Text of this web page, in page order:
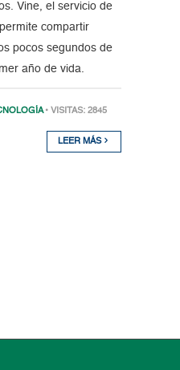
Vine, el servicio de
compartir
pocos segundos de
año de vida.
• VISITAS: 2845
LEER MÁS